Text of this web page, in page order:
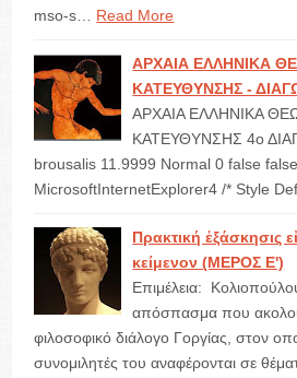
mso-s…
Read More
ΑΡΧΑΙΑ ΕΛΛΗΝΙΚΑ
ΚΑΤΕΥΘΥΝΣΗΣ -
ΑΡΧΑΙΑ ΕΛΛΗΝΙΚΑ
ΚΑΤΕΥΘΥΝΣΗΣ 4ο
brousalis 11.9999 Normal 0 false
MicrosoftInternetExplorer4 /* Style
Πρακτική ἐξάσκησις
κείμενον (ΜΕΡΟΣ E')
Επιμέλεια:
απόσπασμα που
φιλοσοφικό διάλογο Γοργίας, στον
συνομιλητές του αναφέρονται σε